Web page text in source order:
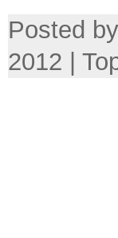
Posted
2012 |